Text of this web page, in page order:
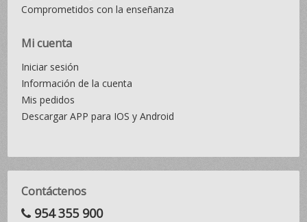
Comprometidos con la enseñanza
Mi cuenta
Iniciar sesión
Información de la cuenta
Mis pedidos
Descargar APP para IOS y Android
Contáctenos
954 355 900